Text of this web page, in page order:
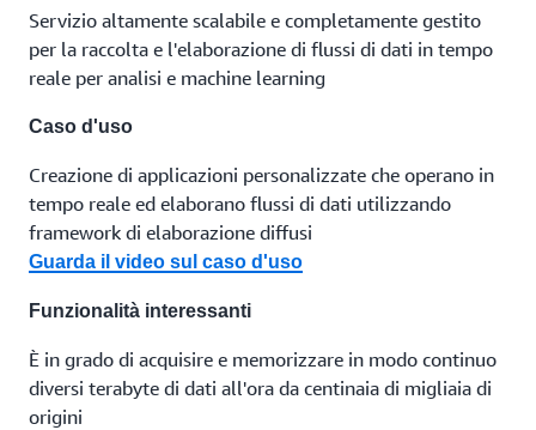
Servizio altamente scalabile e completamente gestito
per la raccolta e l'elaborazione di flussi di dati in tempo
reale per analisi e machine learning
Caso d'uso
Creazione di applicazioni personalizzate che operano in
tempo reale ed elaborano flussi di dati utilizzando
framework di elaborazione diffusi
Guarda il video sul caso d'uso
Funzionalità interessanti
È in grado di acquisire e memorizzare in modo continuo
diversi terabyte di dati all'ora da centinaia di migliaia di
origini